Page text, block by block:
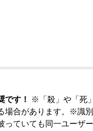
です！
※「殺」や「死
場合があります。※識
っていても同一ユーザ